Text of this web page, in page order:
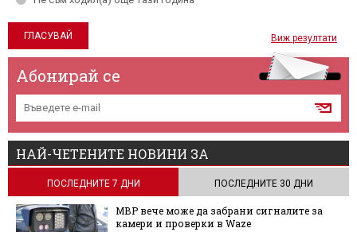
Виж резултати
Абонирай се
НАЙ-ЧЕТЕНИТЕ НОВИНИ ЗА
ПОСЛЕДНИТЕ 7 ДНИ ПОСЛЕДНИТЕ 30 ДНИ
МВР вече може да забрани сигналите за
камери и проверки в Waze